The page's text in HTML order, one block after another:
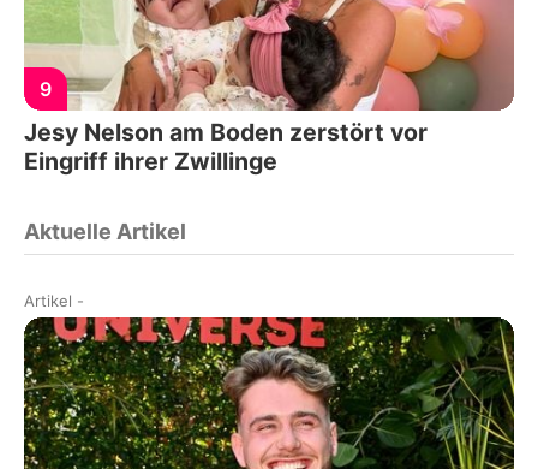
9
Jesy Nelson am Boden zerstört vor
Eingriff ihrer Zwillinge
Aktuelle Artikel
Artikel -